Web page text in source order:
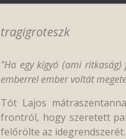
tragigroteszk
"Ha egy kígyó (ami
emberrel ember voltát
Tót Lajos
frontról, hogy szeretett
felőrölte az